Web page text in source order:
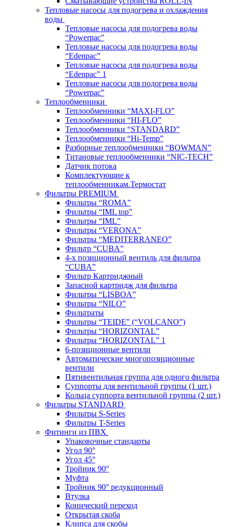
Тепловые насосы для подогрева и охлаждения
воды
Тепловые насосы для подогрева воды
“Powerpac”
Тепловые насосы для подогрева воды
“Edenpac”
Тепловые насосы для подогрева воды
“Edenpac” 1
Тепловые насосы для подогрева воды
“Powerpac”
Теплообменники
Теплообменники “MAXI-FLO”
Теплообменники “HI-FLO”
Теплообменники “STANDARD”
Теплообменники “Hi-Temp”
Разборные теплообменники “BOWMAN”
Титановые теплообменники “NIC-TECH”
Датчик потока
Комплектующие к
теплообменникам.Термостат
Фильтры PREMIUM
Фильтры “ROMA”
Фильтры “IML top”
Фильтры “IML”
Фильтры “VERONA”
Фильтры “MEDITERRANEO”
Фильтр “CUBA”
4-х позиционный вентиль для фильтра
“CUBA”
Фильтр Картриджный
Запасной картридж для фильтра
Фильтры “LISBOA”
Фильтры “NILO”
Фильтраты
Фильтры “TEIDE” (“VOLСANO”)
Фильтры “HORIZONTAL”
Фильтры “HORIZONTAL” 1
6-позиционные вентили
Автоматические многопозиционные
вентили
Пятивентильная группа для одного фильтра
Суппорты для вентильной группы (1 шт.)
Кольца суппорта вентильной группы (2 шт.)
Фильтры STANDARD
Фильтры S-Series
Фильтры T-Series
Фитинги из ПВХ
Упаковочные стандарты
Угол 90°
Угол 45°
Тройник 90°
Муфта
Тройник 90° редукционный
Втулка
Конический переход
Открытая скоба
Клипса для скобы